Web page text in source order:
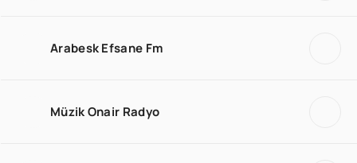
Arabesk Efsane Fm
Müzik Onair Radyo